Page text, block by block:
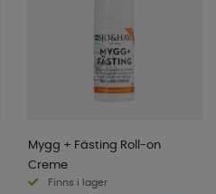
Mygg + Fästing Roll-on
Creme
Finns i lager